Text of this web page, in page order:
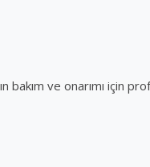
bakım ve onarımı için